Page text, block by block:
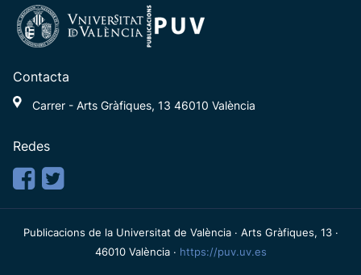
Contacta
Carrer - Arts Gràfiques, 13 46010 València
Redes
Publicacions de la Universitat de València · Arts Gràfiques, 13 ·
46010 València · https://puv.uv.es